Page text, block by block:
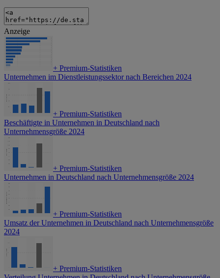
Anzeige
+ Premium-Statistiken
Unternehmen im Dienstleistungssektor nach Bereichen 2024
+ Premium-Statistiken
Beschäftigte in Unternehmen in Deutschland nach
Unternehmensgröße 2024
+ Premium-Statistiken
Unternehmen in Deutschland nach Unternehmensgröße 2024
+ Premium-Statistiken
Umsatz der Unternehmen in Deutschland nach Unternehmensgröße
2024
+ Premium-Statistiken